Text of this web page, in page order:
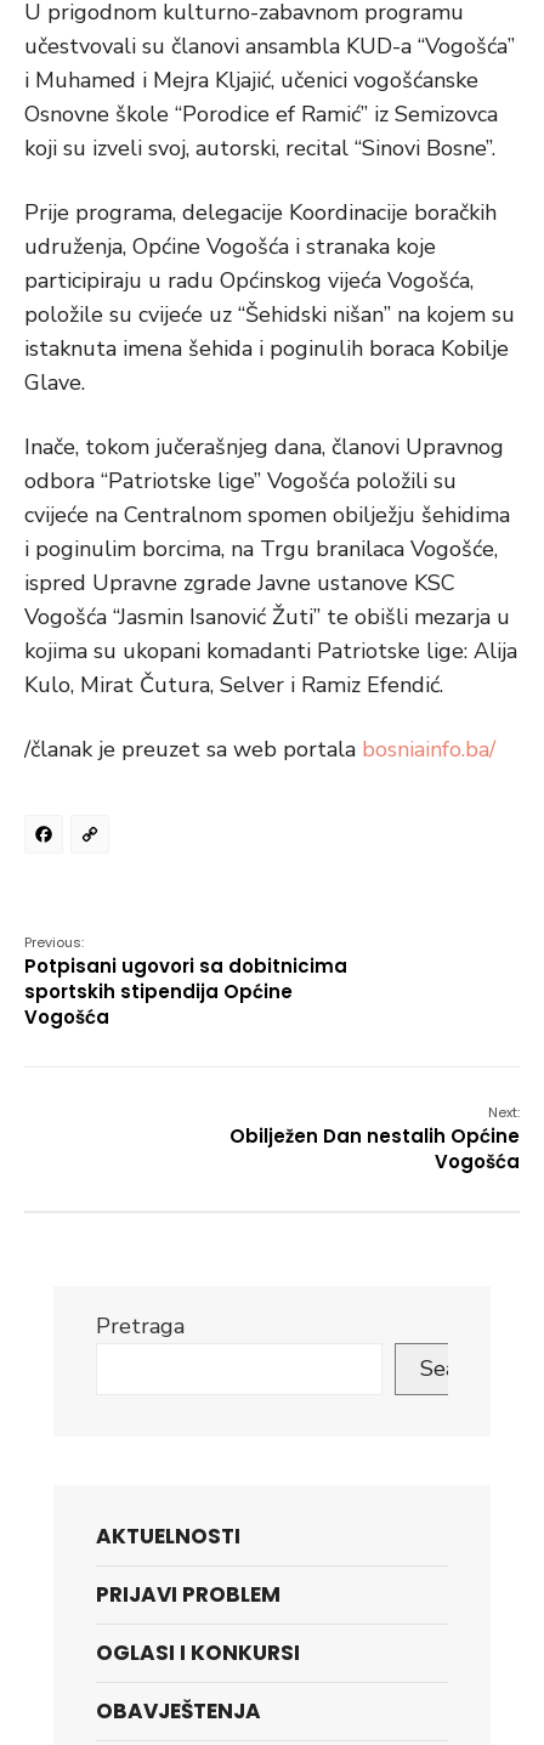
U prigodnom kulturno-zabavnom programu
učestvovali su članovi ansambla KUD-a “Vogošća”
i Muhamed i Mejra Kljajić, učenici vogošćanske
Osnovne škole “Porodice ef Ramić” iz Semizovca
koji su izveli svoj, autorski, recital “Sinovi Bosne”.
Prije programa, delegacije Koordinacije boračkih
udruženja, Općine Vogošća i stranaka koje
participiraju u radu Općinskog vijeća Vogošća,
položile su cvijeće uz “Šehidski nišan” na kojem su
istaknuta imena šehida i poginulih boraca Kobilje
Glave.
Inače, tokom jučerašnjeg dana, članovi Upravnog
odbora “Patriotske lige” Vogošća položili su
cvijeće na Centralnom spomen obilježju šehidima
i poginulim borcima, na Trgu branilaca Vogošće,
ispred Upravne zgrade Javne ustanove KSC
Vogošća “Jasmin Isanović Žuti” te obišli mezarja u
kojima su ukopani komadanti Patriotske lige: Alija
Kulo, Mirat Čutura, Selver i Ramiz Efendić.
/članak je preuzet sa web portala bosniainfo.ba/
Facebook
Previous:
Potpisani ugovori sa dobitnicima
sportskih stipendija Općine
Vogošća
Next:
Obilježen Dan nestalih Općine
Vogošća
Pretraga
Search
AKTUELNOSTI
PRIJAVI PROBLEM
OGLASI I KONKURSI
OBAVJEŠTENJA